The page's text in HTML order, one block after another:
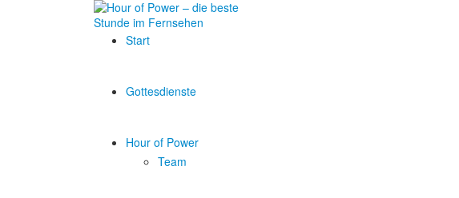
Start
Gottesdienste
Hour of Power
Team